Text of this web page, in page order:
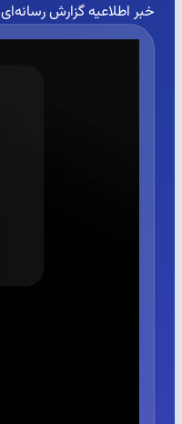
خبر اطلاعیهگزارش رسانه‌ای